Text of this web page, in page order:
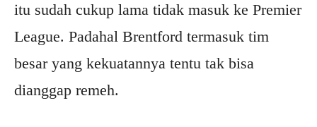
itu sudah cukup lama tidak masuk ke Premier
League. Padahal Brentford termasuk tim
besar yang kekuatannya tentu tak bisa
dianggap remeh.